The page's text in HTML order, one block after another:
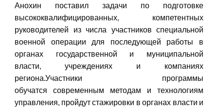
Анохин поставил задачи по подготовке
высококвалифицированных, компетентных
руководителей из числа участников специальной
военной операции для последующей работы в
органах государственной и муниципальной
власти, учреждениях и компаниях
региона.Участники программы
обучатся современным методам и технологиям
управления, пройдут стажировки в органах власти и